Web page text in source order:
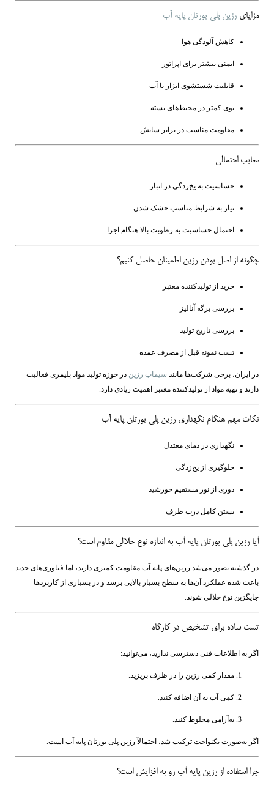
مزایایرزین پلی یورتان پایه آب
کاهش آلودگی هوا
ایمنی بیشتر برای اپراتور
قابلیت شستشوی ابزار با آب
بوی کمتر در محیط‌های بسته
مقاومت مناسب در برابر سایش
معایب احتمالی
حساسیت به یخ‌زدگی در انبار
نیاز به شرایط مناسب خشک شدن
احتمال حساسیت به رطوبت بالا هنگام اجرا
چگونه از اصل بودن رزین اطمینان حاصل کنیم؟
خرید از تولیدکننده معتبر
بررسی برگه آنالیز
بررسی تاریخ تولید
تست نمونه قبل از مصرف عمده
در ایران، برخی شرکت‌ها مانندسیماب رزیندر حوزه تولید مواد پلیمری فعالیت
دارند و تهیه مواد از تولیدکننده معتبر اهمیت زیادی دارد.
نکات مهم هنگام نگهداری رزین پلی یورتان پایه آب
نگهداری در دمای معتدل
جلوگیری از یخ‌زدگی
دوری از نور مستقیم خورشید
بستن کامل درب ظرف
آیا رزین پلی یورتان پایه آب به اندازه نوع حلالی مقاوم است؟
در گذشته تصور می‌شد رزین‌های پایه آب مقاومت کمتری دارند، اما فناوری‌های جدید
باعث شده عملکرد آن‌ها به سطح بسیار بالایی برسد و در بسیاری از کاربردها
جایگزین نوع حلالی شوند.
تست ساده برای تشخیص در کارگاه
اگر به اطلاعات فنی دسترسی ندارید، می‌توانید:
مقدار کمی رزین را در ظرف بریزید.
کمی آب به آن اضافه کنید.
به‌آرامی مخلوط کنید.
اگر به‌صورت یکنواخت ترکیب شد، احتمالاً رزین پلی یورتان پایه آب است.
چرا استفاده از رزین پایه آب رو به افزایش است؟